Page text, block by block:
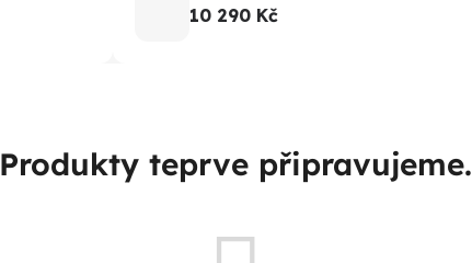
10 290 Kč
Produkty teprve připravujeme.